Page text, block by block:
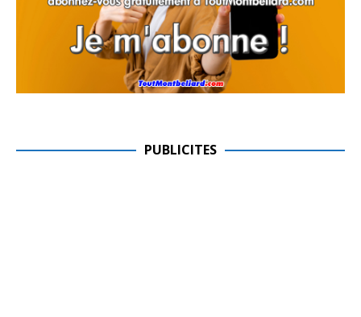
PUBLICITES